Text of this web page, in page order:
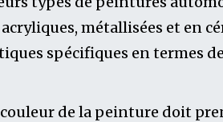
métallisées et en
spécifiques en termes
de la peinture doit